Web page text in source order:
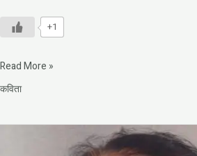
+1
Read More »
कविता